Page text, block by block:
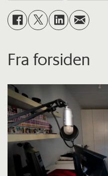
Fra forsiden